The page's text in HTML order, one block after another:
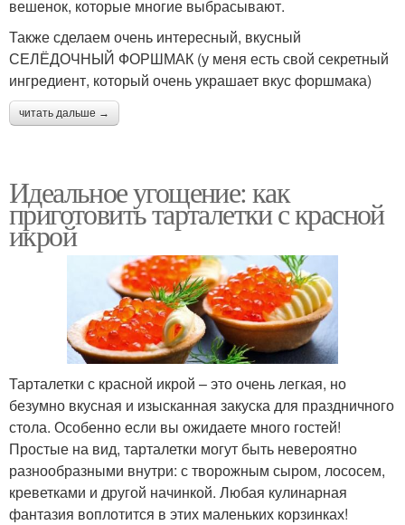
вешенок, которые многие выбрасывают.
Также сделаем очень интересный, вкусный
СЕЛЁДОЧНЫЙ ФОРШМАК (у меня есть свой секретный
ингредиент, который очень украшает вкус форшмака)
читать дальше →
Идеальное угощение: как
приготовить тарталетки с красной
икрой
Тарталетки с красной икрой – это очень легкая, но
безумно вкусная и изысканная закуска для праздничного
стола. Особенно если вы ожидаете много гостей!
Простые на вид, тарталетки могут быть невероятно
разнообразными внутри: с творожным сыром, лососем,
креветками и другой начинкой. Любая кулинарная
фантазия воплотится в этих маленьких корзинках!